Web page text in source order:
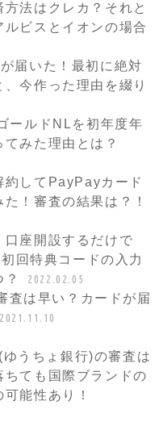
法はクレカ？それと
ルビスとイオンの場合
届いた！最初に絶対
今作った理由を綴り
ールドNLを初年度年
みた理由とは？
約してPayPayカード
！審査の結果は？！
口座開設するだけで
回特典コードの入力
？
2022.02.05
査は早い？カードが届
2021.11.10
うちょ銀行)の審査は
ちても国際ブランドの
能性あり！